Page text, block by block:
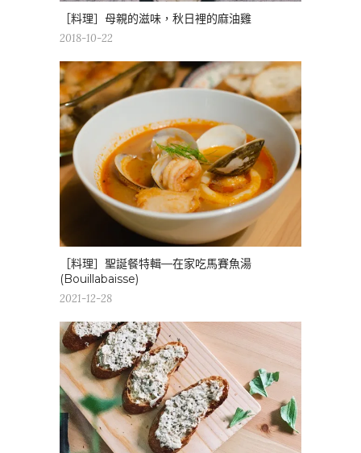
［料理］母親的滋味，秋日裡的麻油雞
2018-10-22
［料理］聖誕餐特輯—在家吃馬賽魚湯
(Bouillabaisse)
2021-12-28